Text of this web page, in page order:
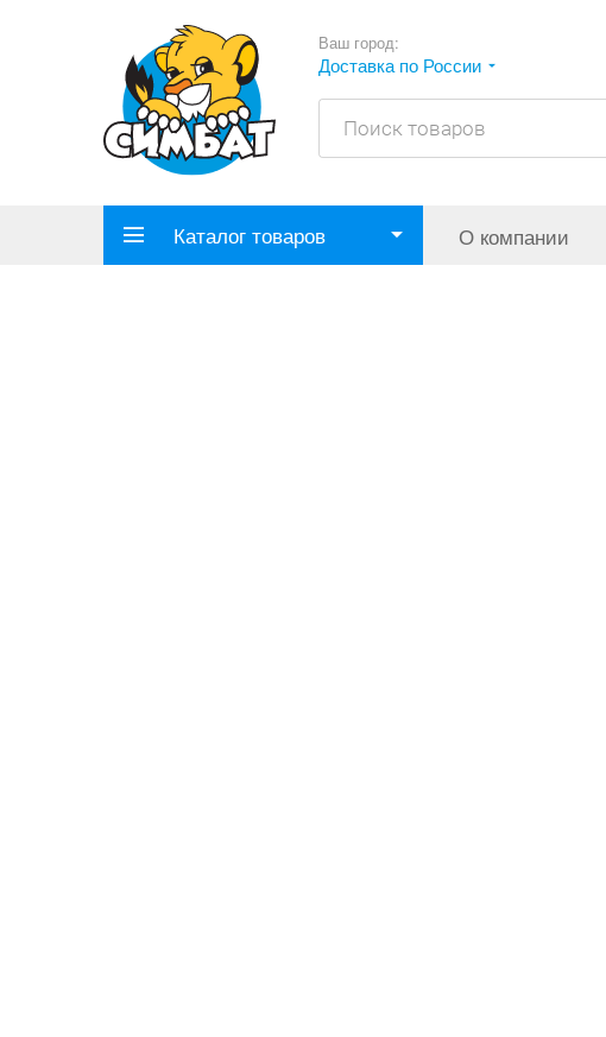
Ваш город:
Доставка по России
Каталог товаров О компании